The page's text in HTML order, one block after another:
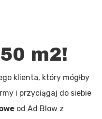
m2!
klienta, który mógłby
i przyciągaj do siebie
od Ad Blow z